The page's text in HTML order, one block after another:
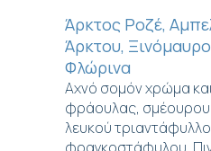
Άρκτος Ροζέ,
Άρκτου,
Φλώρινα
Αχνό σομόν χρώμα
φράουλας,
λευκού